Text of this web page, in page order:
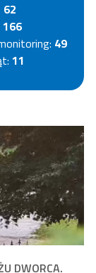
62
166
49
11
DWORCA.